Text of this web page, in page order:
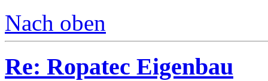
Nach oben
Re: Ropatec Eigenbau